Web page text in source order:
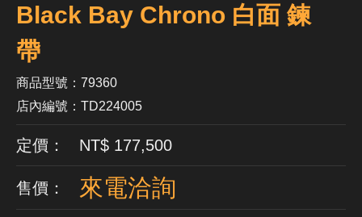
Black Bay Chrono 白面 鍊
帶
商品型號：79360
店內編號：TD224005
定價： NT$ 177,500
售價： 來電洽詢